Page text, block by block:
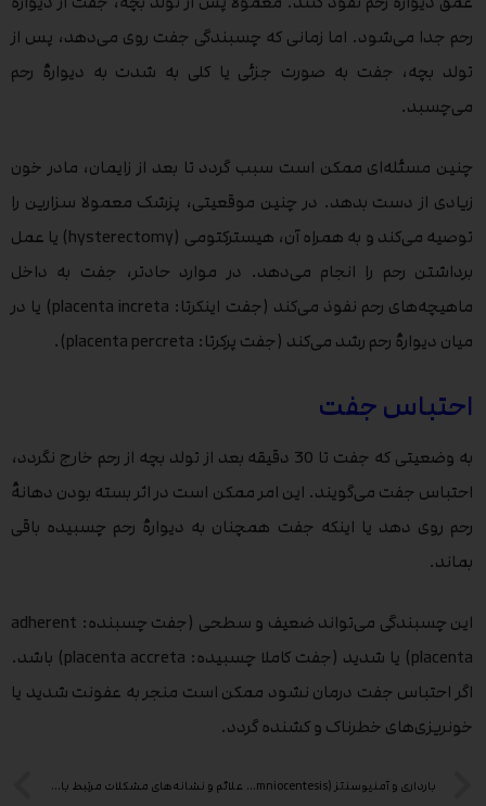
رحم جدا می‌شود. اما زمانی که چسبندگی جفت روی می‌دهد، پس از
تولد بچه، جفت به صورت جزئی یا کلی به شدت به دیوارۀ رحم
می‌چسبد.
چنین مسئله‌ای ممکن است سبب گردد تا بعد از زایمان، مادر خون
زیادی از دست بدهد. در چنین موقعیتی، پزشک معمولا سزارین را
توصیه می‌کند و به همراه آن، هیسترکتومی (hysterectomy) یا عمل
برداشتن رحم را انجام می‌دهد. در موارد حادتر، جفت به داخل
ماهیچه‌های رحم نفوذ می‌کند (جفت اینکرتا: placenta increta) یا در
میان دیوارۀ رحم رشد می‌کند (جفت پرکرتا: placenta percreta).
احتباس جفت
به وضعیتی که جفت تا 30 دقیقه بعد از تولد بچه از رحم خارج نگردد،
احتباس جفت می‌گویند. این امر ممکن است در اثر بسته بودن دهانۀ
رحم روی دهد یا اینکه جفت همچنان به دیوارۀ رحم چسبیده باقی
بماند.
این چسبندگی می‌تواند ضعیف و سطحی (جفت چسبنده: adherent
placenta) یا شدید (جفت کاملا چسبیده: placenta accreta) باشد.
اگر احتباس جفت درمان نشود ممکن است منجر به عفونت شدید یا
خونریزی‌های خطرناک و کشنده گردد.
بارداری و آمنیوسنتز (Amniocentesis) – بخش دوم علائم و نشانه‌های مشکلات مرتبط با جفت چیست؟